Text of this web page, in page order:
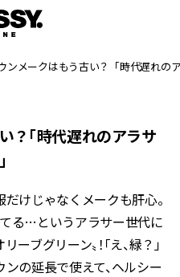
ンメークはもう古い？「時代遅れの
？「時代遅れのアラサ
けじゃなくメークも肝心。
る…というアラサー世代に
ブグリーン〟！「え、緑？」
の延長で使えて、ヘルシー